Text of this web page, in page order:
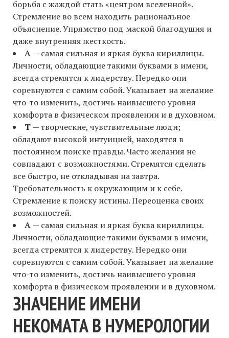
борьба с жаждой стать «центром вселенной».
Стремление во всем находить рациональное
объяснение. Упрямство под маской благодушия и
даже внутренняя жесткость.
А— самая сильная и яркая буква кириллицы.
Личности, обладающие такими буквами в имени,
всегда стремятся к лидерству. Нередко они
соревнуются с самим собой. Указывает на желание
что-то изменить, достичь наивысшего уровня
комфорта в физическом проявлении и в духовном.
Т— творческие, чувствительные люди;
обладают высокой интуицией, находятся в
постоянном поиске правды. Часто желания не
совпадают с возможностями. Стремятся сделать
все быстро, не откладывая на завтра.
Требовательность к окружающим и к себе.
Стремление к поиску истины. Переоценка своих
возможностей.
А— самая сильная и яркая буква кириллицы.
Личности, обладающие такими буквами в имени,
всегда стремятся к лидерству. Нередко они
соревнуются с самим собой. Указывает на желание
что-то изменить, достичь наивысшего уровня
комфорта в физическом проявлении и в духовном.
ЗНАЧЕНИЕ ИМЕНИ
НЕКОМАТА В НУМЕРОЛОГИИ